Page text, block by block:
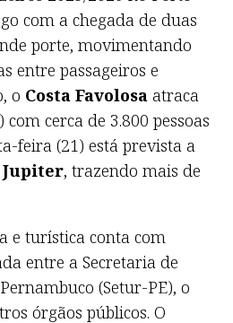
com a chegada de duas
porte, movimentando
entre passageiros e
o Costa Favolosa atraca
cerca de 3.800 pessoas
feira (21) está prevista a
, trazendo mais de
e turística conta com
entre a Secretaria de
(Setur-PE), o
órgãos públicos. O